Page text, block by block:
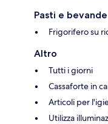
Pasti e bevande
Frigorifero su
Altro
Tutti i giorni
Cassaforte in
Articoli per
Utilizza